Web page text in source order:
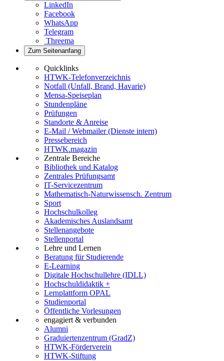
LinkedIn
Facebook
WhatsApp
Telegram
Threema
Zum Seitenanfang
Quicklinks
HTWK-Telefonverzeichnis
Notfall (Unfall, Brand, Havarie)
Mensa-Speiseplan
Stundenpläne
Prüfungen
Standorte & Anreise
E-Mail / Webmailer (Dienste intern)
Pressebereich
HTWK.magazin
Zentrale Bereiche
Bibliothek und Katalog
Zentrales Prüfungsamt
IT-Servicezentrum
Mathematisch-Naturwissensch. Zentrum
Sport
Hochschulkolleg
Akademisches Auslandsamt
Stellenangebote
Stellenportal
Lehre und Lernen
Beratung für Studierende
E-Learning
Digitale Hochschullehre (IDLL)
Hochschuldidaktik +
Lernplattform OPAL
Studienportal
Öffentliche Vorlesungen
engagiert & verbunden
Alumni
Graduiertenzentrum (GradZ)
HTWK-Förderverein
HTWK-Stiftung